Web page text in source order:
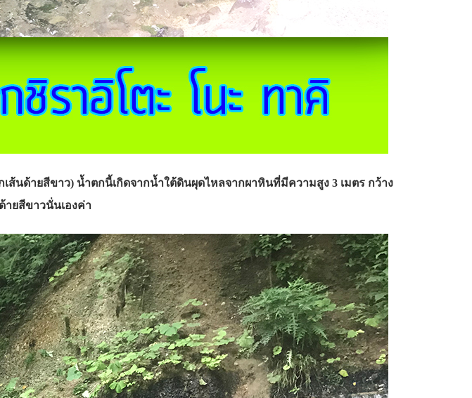
นด้ายสีขาว) น้ำตกนี้เกิดจากน้ำใต้ดินผุดไหลจากผาหินที่มีความสูง 3 เมตร กว้าง
ายสีขาวนั่นเองค่า